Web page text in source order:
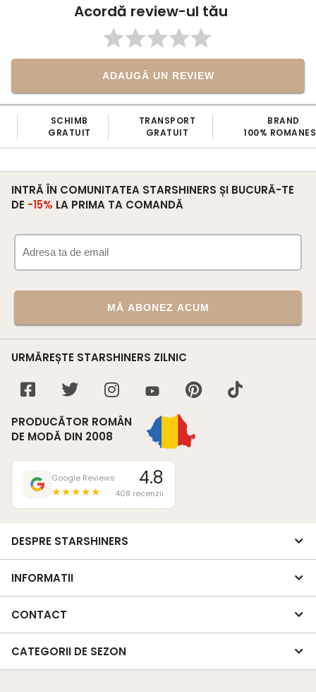
Acordă review-ul tău
ADAUGĂ UN REVIEW
SCHIMB
GRATUIT
TRANSPORT
GRATUIT
BRAND
100%
INTRĂ ÎN COMUNITATEA STARSHINERS ȘI BUCURĂ-TE
DE -15% LA PRIMA TA COMANDĂ
MĂ ABONEZ ACUM
URMĂREȘTE STARSHINERS ZILNIC
PRODUCĂTOR ROMÂN
DE MODĂ DIN 2008
Google Reviews
★★★★★
4.8
408 recenzii
DESPRE STARSHINERS
INFORMATII
CONTACT
CATEGORII DE SEZON